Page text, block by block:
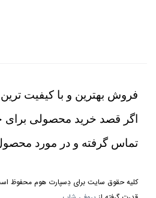
فروش بهترین و با کیفیت
اگر قصد خرید محصولی برای
تماس گرفته و در مورد
کلیه حقوق سایت برای دِسپارت هوم محفوظ